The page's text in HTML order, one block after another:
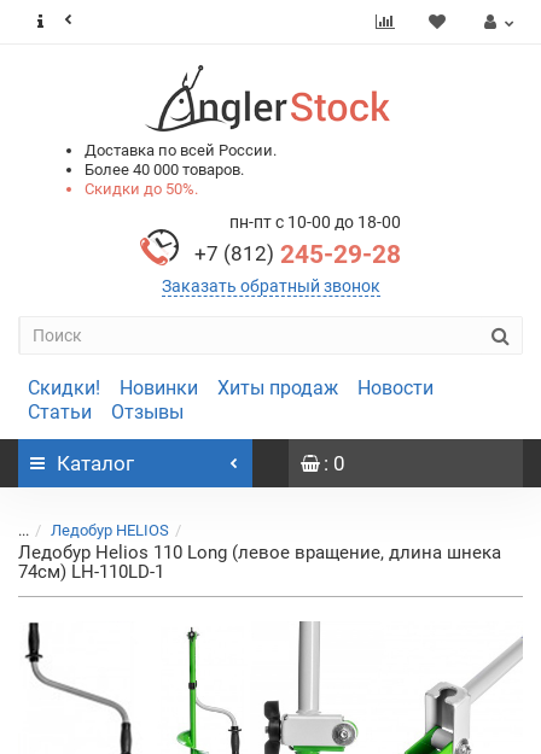
Доставка по всей России.
Более 40 000 товаров.
Скидки до 50%.
пн-пт с 10-00 до 18-00
+7 (812) 245-29-28
Заказать обратный звонок
Скидки! Новинки Хиты продаж
Новости
Статьи
Отзывы
Каталог : 0
... Ледобур HELIOS
Ледобур Helios 110 Long (левое вращение, длина шнека
74см) LH-110LD-1